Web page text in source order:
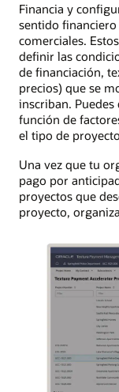
Financia y
sentido
comerciales.
definir las
de financiación,
precios) que se
inscriban.
función de
el tipo de
Una vez que tu
pago por
proyectos que
proyecto,